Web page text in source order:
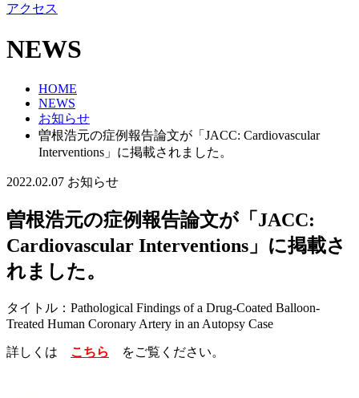
アクセス
NEWS
HOME
NEWS
お知らせ
曽根浩元の症例報告論文が「JACC: Cardiovascular
Interventions」に掲載されました。
2022.02.07 お知らせ
曽根浩元の症例報告論文が「JACC:
Cardiovascular Interventions」に掲載さ
れました。
タイトル：Pathological Findings of a Drug-Coated Balloon-
Treated Human Coronary Artery in an Autopsy Case
詳しくは こちら をご覧ください。